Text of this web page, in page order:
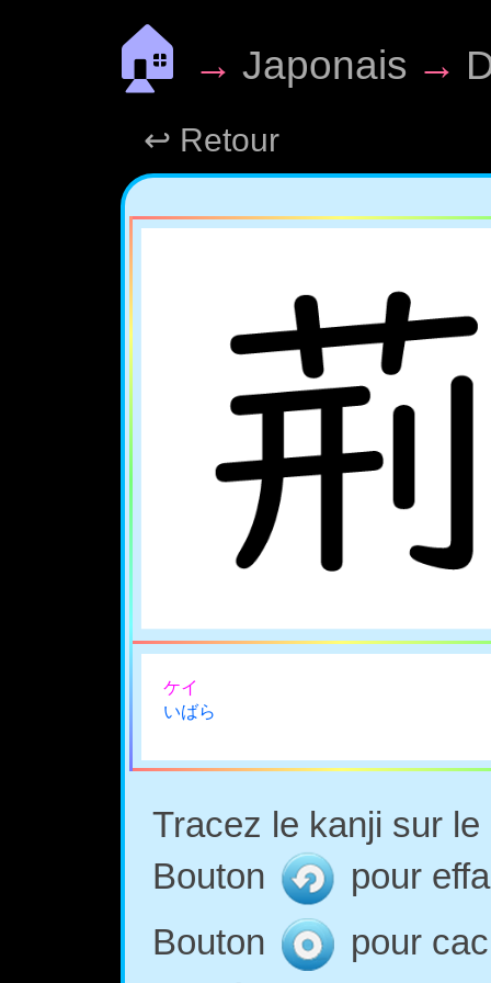
🏠 → Japonais →
↩ Retour
ケイ
いばら
Tracez le kanji sur
Bouton
pour
Bouton
pour